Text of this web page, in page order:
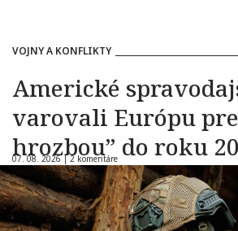
VOJNY A KONFLIKTY
Americké
varovali Európu
hrozbou” do roku
07. 08. 2026 |2 komentáre